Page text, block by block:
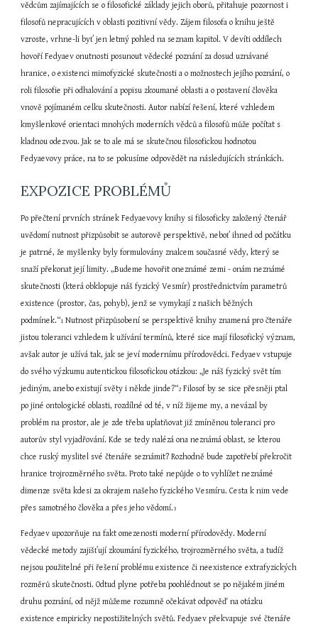
vědcům zajímajících se o filosofické základy jejich oborů, přitahuje pozornost i
filosofů nepracujících v oblasti pozitivní vědy. Zájem filosofa o knihu ještě
vzroste, vrhne-li byť jen letmý pohled na seznam kapitol. V devíti oddílech
hovoří Fedyaev onutnosti posunout vědecké poznání za dosud uznávané
hranice, o existenci mimofyzické skutečnosti a o možnostech jejího poznání, o
roli filosofie při odhalování a popisu zkoumané oblasti a o postavení člověka
vnově pojímaném celku skutečnosti. Autor nabízí řešení, které vzhledem
kmyšlenkové orientaci mnohých moderních vědců a filosofů může počítat s
kladnou odezvou. Jak se to ale má se skutečnou filosofickou hodnotou
Fedyaevovy práce, na to se pokusíme odpovědět na následujících stránkách.
EXPOZICE PROBLÉMŮ
Po přečtení prvních stránek Fedyaevovy knihy si filosoficky založený čtenář
uvědomí nutnost přizpůsobit se autorově perspektivě, neboť ihned od počátku
je patrné, že myšlenky byly formulovány znalcem současné vědy, který se
snaží překonat její limity. „Budeme hovořit oneznámé zemi - onám neznámé
skutečnosti (která obklopuje náš fyzický Vesmír) prostřednictvím parametrů
existence (prostor, čas, pohyb), jenž se vymykají z našich běžných
podmínek.“1 Nutnost přizpůsobení se perspektivě knihy znamená pro čtenáře
jistou toleranci vzhledem k užívání termínů, které sice mají filosofický význam,
avšak autor je užívá tak, jak se jeví modernímu přírodovědci. Fedyaev vstupuje
do svého výzkumu autentickou filosofickou otázkou: „Je náš fyzický svět tím
jediným, anebo existují světy i někde jinde?“2 Filosof by se sice přesněji ptal
po jiné ontologické oblasti, rozdílné od té, v níž žijeme my, a nevázal by
problém na prostor, ale je zde třeba uplatňovat již zmíněnou toleranci pro
autorův styl vyjadřování. Kde se tedy nalézá ona neznámá oblast, se kterou
chce ruský myslitel své čtenáře seznámit? Rozhodně bude zapotřebí překročit
hranice trojrozměrného světa. Proto také nepůjde o to vyhlížet neznámé
dimenze světa kdesi za okrajem našeho fyzického Vesmíru. Cesta k nim vede
přes samotného člověka a přes jeho vědomí.3
Fedyaev upozorňuje na fakt omezenosti moderní přírodovědy. Moderní
vědecké metody zajišťují zkoumání fyzického, trojrozměrného světa, a tudíž
nejsou použitelné při řešení problému existence či neexistence extrafyzických
rozměrů skutečnosti. Odtud plyne potřeba poohlédnout se po nějakém jiném
druhu poznání, od nějž můžeme rozumně očekávat odpověď na otázku
existence empiricky nepostižitelných světů. Fedyaev překvapuje své čtenáře